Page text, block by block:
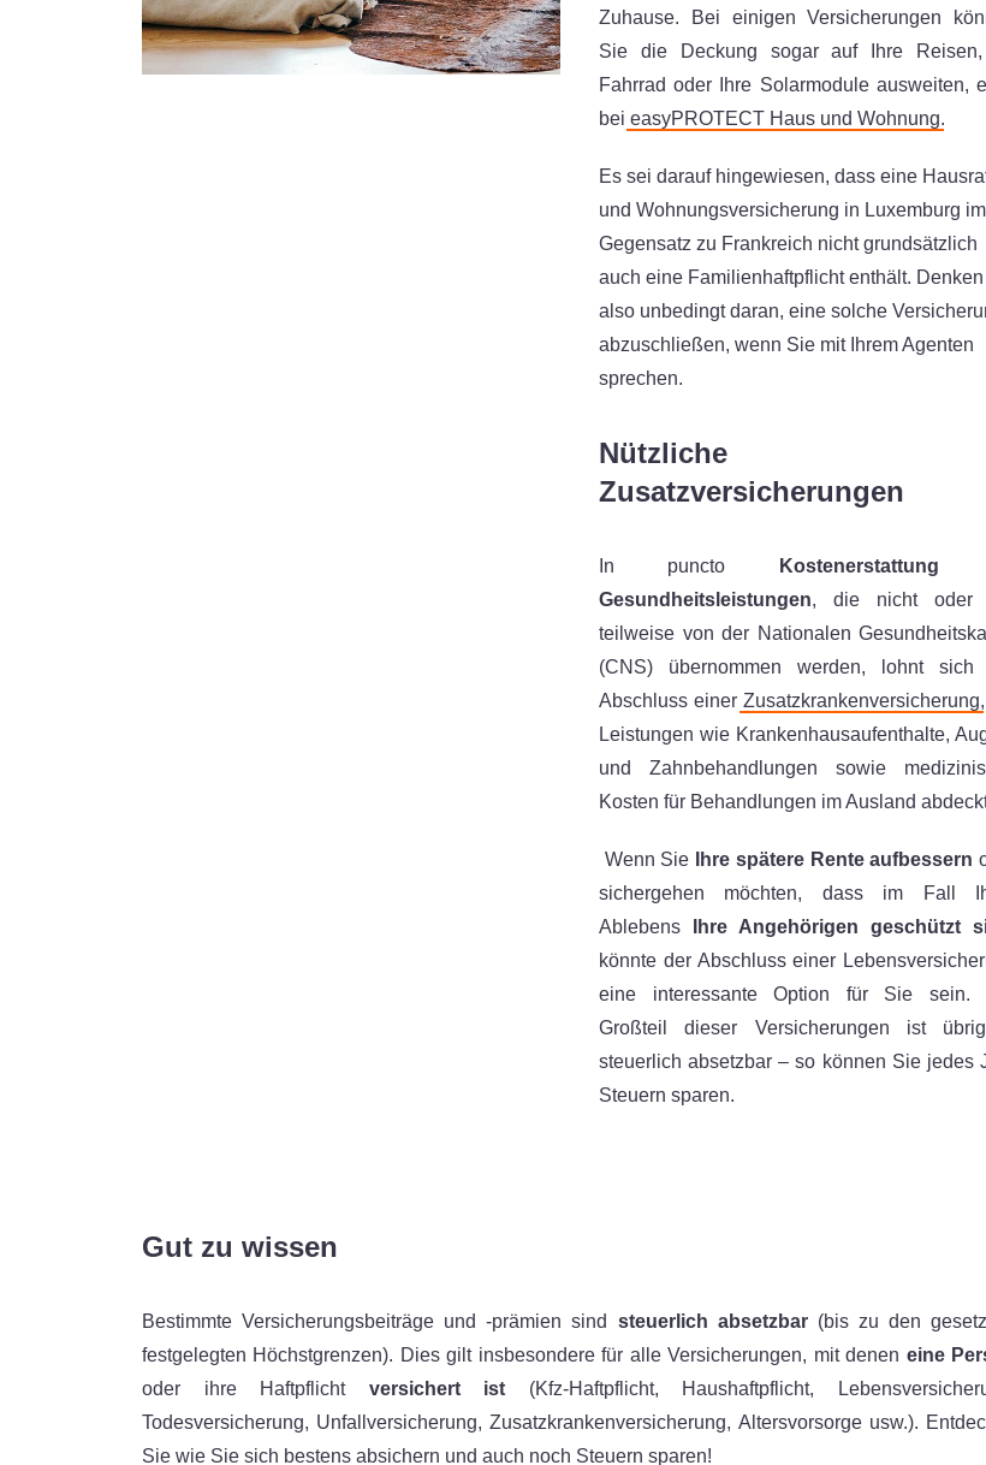
Zuhause. Bei einigen Versicherungen
Sie die Deckung sogar auf Ihre
Fahrrad oder Ihre Solarmodule ausweiten,
bei easyPROTECT Haus und Wohnung.
Es sei darauf hingewiesen, dass eine
und Wohnungsversicherung in Luxemburg im
Gegensatz zu Frankreich nicht grundsätzlich
auch eine Familienhaftpflicht enthält.
also unbedingt daran, eine solche
abzuschließen, wenn Sie mit Ihrem Agenten
sprechen.
Nützliche
Zusatzversicherungen
In puncto
Kostenerstattung
Gesundheitsleistungen, die nicht oder
teilweise von der Nationalen
(CNS) übernommen werden, lohnt sich
Abschluss einer Zusatzkrankenversicherung
Leistungen wie Krankenhausaufenthalte,
und Zahnbehandlungen sowie
Kosten für Behandlungen im Ausland
Wenn Sie Ihre spätere Rente aufbessern
sichergehen möchten, dass im Fall
Ablebens
Ihre Angehörigen geschützt
könnte der Abschluss einer
eine interessante Option für Sie sein.
Großteil dieser Versicherungen ist
steuerlich absetzbar – so können Sie jedes
Steuern sparen.
Gut zu wissen
Bestimmte Versicherungsbeiträge und -prämien sind steuerlich absetzbar(bis zu den
festgelegten Höchstgrenzen). Dies gilt insbesondere für alle Versicherungen, mit denen eine
oder ihre Haftpflicht versichert ist (Kfz-Haftpflicht, Haushaftpflicht,
Todesversicherung, Unfallversicherung, Zusatzkrankenversicherung, Altersvorsorge usw.).
Sie wie Sie sich bestens absichern und auch noch Steuern sparen!